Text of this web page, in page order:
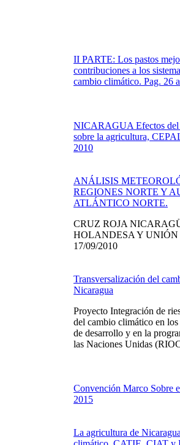
II PARTE: Los pastos
contribuciones a los
cambio climático. Pag. 26
NICARAGUA Efectos del
sobre la agricultura,
2010
ANÁLISIS
REGIONES NORTE Y
ATLÁNTICO NORTE.
CRUZ ROJA
HOLANDESA Y UNIÓN
17/09/2010
Transversalización del
Nicaragua
Proyecto Integración de
del cambio climático en los
de desarrollo y en la
las Naciones Unidas
Convención Marco Sobre
2015
La agricultura de